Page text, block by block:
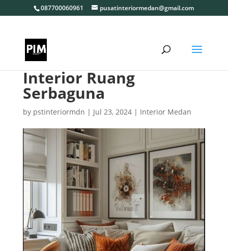
087700060961 pusatinteriormedan@gmail.com
Interior Ruang
Serbaguna
by pstinteriormdn | Jul 23, 2024| Interior Medan